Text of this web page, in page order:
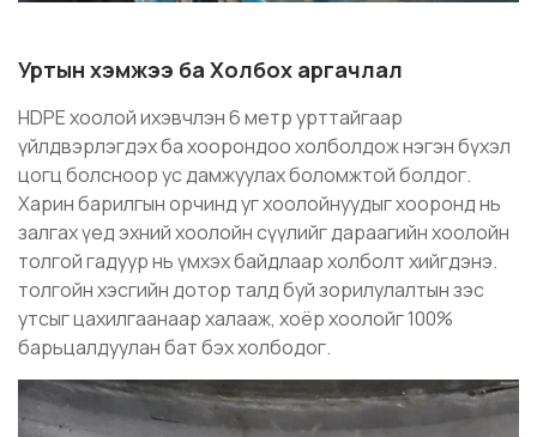
Уртын хэмжээ ба Холбох аргачлал
HDPE хоолой ихэвчлэн 6 метр урттайгаар
үйлдвэрлэгдэх ба хоорондоо холболдож нэгэн бүхэл
цогц болсноор ус дамжуулах боломжтой болдог.
Харин барилгын орчинд уг хоолойнуудыг хооронд нь
залгах үед эхний хоолойн сүүлийг дараагийн хоолойн
толгой гадуур нь үмхэх байдлаар холболт хийгдэнэ.
толгойн хэсгийн дотор талд буй зорилулалтын зэс
утсыг цахилгаанаар халааж, хоёр хоолойг 100%
барьцалдуулан бат бэх холбодог.